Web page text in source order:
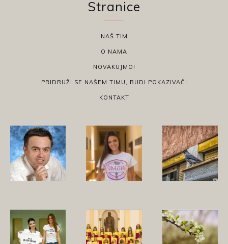
Stranice
NAŠ TIM
O NAMA
NOVAKUJMO!
PRIDRUŽI SE NAŠEM TIMU, BUDI POKAZIVAČ!
KONTAKT